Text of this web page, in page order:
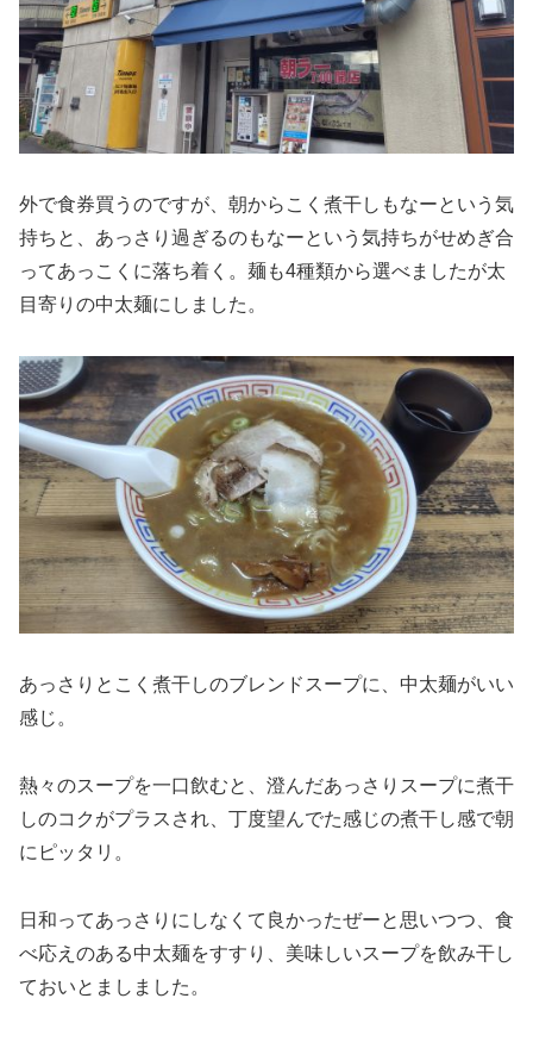
外で食券買うのですが、朝からこく煮干しもなーという気
持ちと、あっさり過ぎるのもなーという気持ちがせめぎ合
ってあっこくに落ち着く。麺も4種類から選べましたが太
目寄りの中太麺にしました。
あっさりとこく煮干しのブレンドスープに、中太麺がいい
感じ。
熱々のスープを一口飲むと、澄んだあっさりスープに煮干
しのコクがプラスされ、丁度望んでた感じの煮干し感で朝
にピッタリ。
日和ってあっさりにしなくて良かったぜーと思いつつ、食
べ応えのある中太麺をすすり、美味しいスープを飲み干し
ておいとましました。